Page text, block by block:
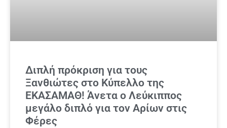
Διπλή πρόκριση για τους
Ξανθιώτες στο Κύπελλο της
ΕΚΑΣΑΜΑΘ! Άνετα ο Λεύκιππος
μεγάλο διπλό για τον Αρίων στις
Φέρες